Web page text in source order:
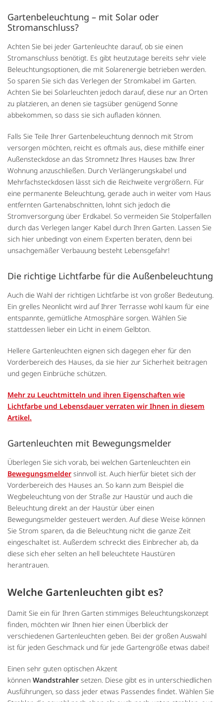
Gartenbeleuchtung – mit Solar oder
Stromanschluss?
Achten Sie bei jeder Gartenleuchte darauf, ob sie einen
Stromanschluss benötigt. Es gibt heutzutage bereits sehr viele
Beleuchtungsoptionen, die mit Solarenergie betrieben werden.
So sparen Sie sich das Verlegen der Stromkabel im Garten.
Achten Sie bei Solarleuchten jedoch darauf, diese nur an Orten
zu platzieren, an denen sie tagsüber genügend Sonne
abbekommen, so dass sie sich aufladen können.
Falls Sie Teile Ihrer Gartenbeleuchtung dennoch mit Strom
versorgen möchten, reicht es oftmals aus, diese mithilfe einer
Außensteckdose an das Stromnetz Ihres Hauses bzw. Ihrer
Wohnung anzuschließen. Durch Verlängerungskabel und
Mehrfachsteckdosen lässt sich die Reichweite vergrößern. Für
eine permanente Beleuchtung, gerade auch in weiter vom Haus
entfernten Gartenabschnitten, lohnt sich jedoch die
Stromversorgung über Erdkabel. So vermeiden Sie Stolperfallen
durch das Verlegen langer Kabel durch Ihren Garten. Lassen Sie
sich hier unbedingt von einem Experten beraten, denn bei
unsachgemäßer Verbauung besteht Lebensgefahr!
Die richtige Lichtfarbe für die Außenbeleuchtung
Auch die Wahl der richtigen Lichtfarbe ist von großer Bedeutung.
Ein grelles Neonlicht wird auf Ihrer Terrasse wohl kaum für eine
entspannte, gemütliche Atmosphäre sorgen. Wählen Sie
stattdessen lieber ein Licht in einem Gelbton.
Hellere Gartenleuchten eignen sich dagegen eher für den
Vorderbereich des Hauses, da sie hier zur Sicherheit beitragen
und gegen Einbrüche schützen.
Mehr zu Leuchtmitteln und ihren Eigenschaften wie
Lichtfarbe und Lebensdauer verraten wir Ihnen in diesem
Artikel.
Gartenleuchten mit Bewegungsmelder
Überlegen Sie sich vorab, bei welchen Gartenleuchten ein
Bewegungsmelder sinnvoll ist. Auch hierfür bietet sich der
Vorderbereich des Hauses an. So kann zum Beispiel die
Wegbeleuchtung von der Straße zur Haustür und auch die
Beleuchtung direkt an der Haustür über einen
Bewegungsmelder gesteuert werden. Auf diese Weise können
Sie Strom sparen, da die Beleuchtung nicht die ganze Zeit
eingeschaltet ist. Außerdem schreckt dies Einbrecher ab, da
diese sich eher selten an hell beleuchtete Haustüren
herantrauen.
Welche Gartenleuchten gibt es?
Damit Sie ein für Ihren Garten stimmiges Beleuchtungskonzept
finden, möchten wir Ihnen hier einen Überblick der
verschiedenen Gartenleuchten geben. Bei der großen Auswahl
ist für jeden Geschmack und für jede Gartengröße etwas dabei!
Einen sehr guten optischen Akzent
können Wandstrahler setzen. Diese gibt es in unterschiedlichen
Ausführungen, so dass jeder etwas Passendes findet. Wählen Sie